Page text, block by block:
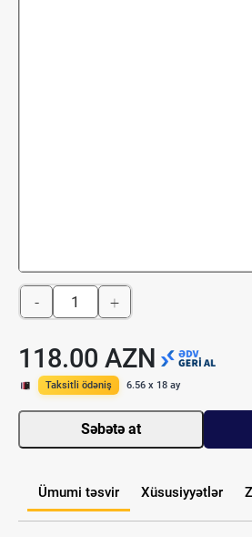
- +
118.00 AZN
Taksitli ödəniş 6.56 x 18 ay
Səbətə at
Ümumi təsvir Xüsusiyyətlər